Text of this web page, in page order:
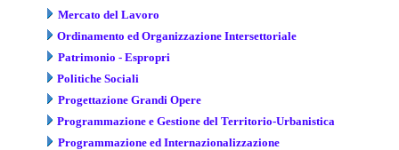
Mercato del Lavoro
Ordinamento ed Organizzazione Intersettoriale
Patrimonio - Espropri
Politiche Sociali
Progettazione Grandi Opere
Programmazione e Gestione del Territorio-Urbanistica
Programmazione ed Internazionalizzazione